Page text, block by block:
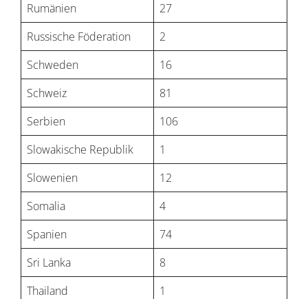
Rumänien
27
Russische Föderation
2
Schweden
16
Schweiz
81
Serbien
106
Slowakische Republik
1
Slowenien
12
Somalia
4
Spanien
74
Sri Lanka
8
Thailand
1